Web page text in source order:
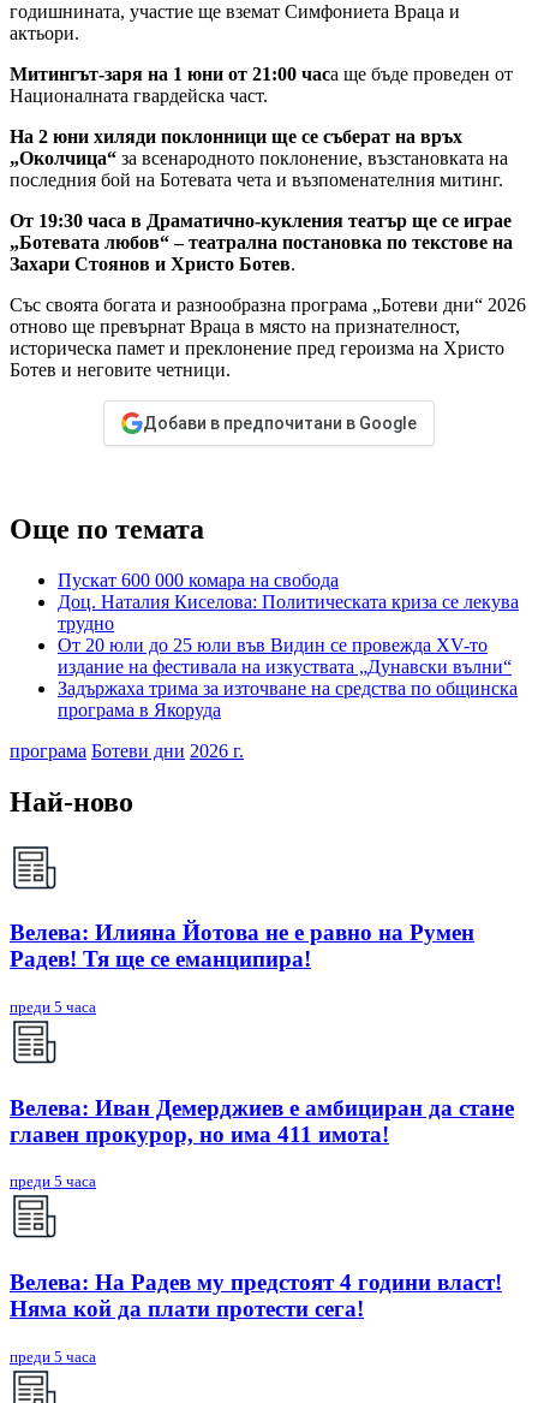
годишнината, участие ще вземат Симфониета Враца и
актьори.
Митингът-заря на 1 юни от 21:00 часа ще бъде проведен от
Националната гвардейска част.
На 2 юни хиляди поклонници ще се съберат на връх
„Околчица“ за всенародното поклонение, възстановката на
последния бой на Ботевата чета и възпоменателния митинг.
От 19:30 часа в Драматично-кукления театър ще се играе
„Ботевата любов“ – театрална постановка по текстове на
Захари Стоянов и Христо Ботев.
Със своята богата и разнообразна програма „Ботеви дни“ 2026
отново ще превърнат Враца в място на признателност,
историческа памет и преклонение пред героизма на Христо
Ботев и неговите четници.
Добави в предпочитани в Google
Още по темата
Пускат 600 000 комара на свобода
Доц. Наталия Киселова: Политическата криза се лекува
трудно
От 20 юли до 25 юли във Видин се провежда XV-то
издание на фестивала на изкуствата „Дунавски вълни“
Задържаха трима за източване на средства по общинска
програма в Якоруда
програма Ботеви дни 2026 г.
Най-ново
Велева: Илияна Йотова не е равно на Румен
Радев! Тя ще се еманципира!
преди 5 часа
Велева: Иван Демерджиев е амбициран да стане
главен прокурор, но има 411 имота!
преди 5 часа
Велева: На Радев му предстоят 4 години власт!
Няма кой да плати протести сега!
преди 5 часа